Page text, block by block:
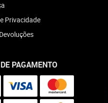
Privacidade
PAGAMENTO